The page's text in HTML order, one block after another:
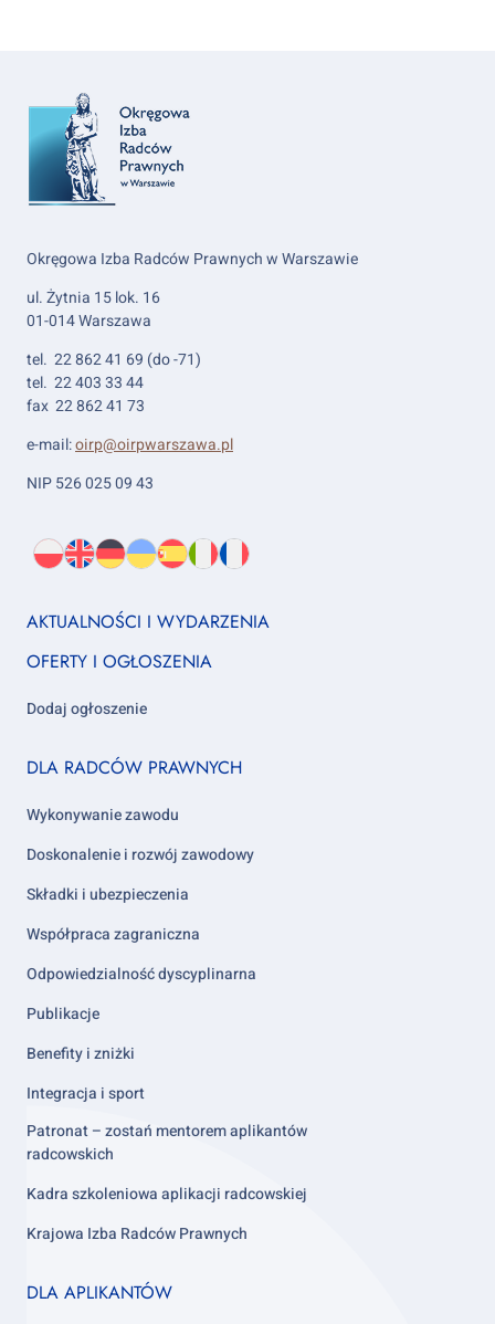
Okręgowa Izba Radców Prawnych w Warszawie
ul. Żytnia 15 lok. 16
01-014 Warszawa
tel. 22 862 41 69 (do -71)
tel. 22 403 33 44
fax 22 862 41 73
e-mail:oirp@oirpwarszawa.pl
NIP 526 025 09 43
Wybierz
język:
PL
O
EN
About
DE
About
UK
About
ES
About
IT
About
FR
About
Footer
1
AKTUALNOŚCI I WYDARZENIA
OFERTY I OGŁOSZENIA
Dodaj ogłoszenie
Footer
2
DLA RADCÓW PRAWNYCH
Wykonywanie zawodu
Doskonalenie i rozwój zawodowy
Składki i ubezpieczenia
Współpraca zagraniczna
Odpowiedzialność dyscyplinarna
Publikacje
Benefity i zniżki
Integracja i sport
Patronat – zostań mentorem aplikantów
radcowskich
Kadra szkoleniowa aplikacji radcowskiej
Krajowa Izba Radców Prawnych
Footer
DLA APLIKANTÓW